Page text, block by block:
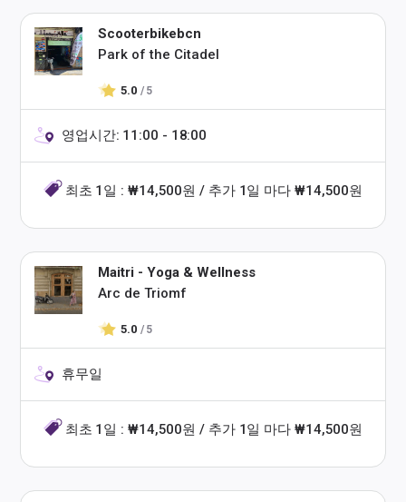
Scooterbikebcn
Park of the Citadel
5.0 / 5
영업시간: 11:00 - 18:00
최초 1일 : ₩14,500원 / 추가 1일 마다 ₩14,500원
Maitri - Yoga & Wellness
Arc de Triomf
5.0 / 5
휴무일
최초 1일 : ₩14,500원 / 추가 1일 마다 ₩14,500원